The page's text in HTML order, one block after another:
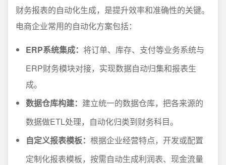
财务报表的自动化生成，是提升效率和准确性的关键。
电商企业常用的自动化方案包括：
ERP系统集成： 将订单、库存、支付等业务系统与
ERP财务模块对接，实现数据自动归集和报表生
成。
数据仓库构建： 建立统一的数据仓库，把各来源的
数据做ETL处理，自动化归类到财务科目。
自定义报表模板： 根据企业经营特点，开发或配置
定制化报表模板，按需自动生成利润表、现金流量